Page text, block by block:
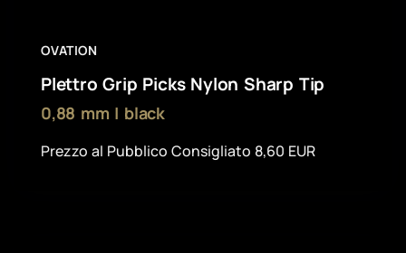
OVATION
Plettro Grip Picks Nylon Sharp Tip
0,88 mm | black
Prezzo al Pubblico Consigliato 8,60 EUR